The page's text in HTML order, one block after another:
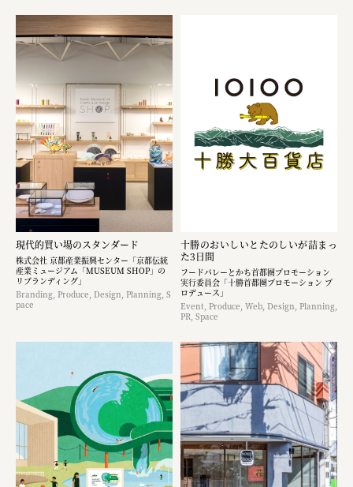
現代的買い場のスタンダード
株式会社 京都産業振興センター「京都伝統
産業ミュージアム「MUSEUM SHOP」の
リブランディング」
Branding, Produce, Design, Planning, S
pace
十勝のおいしいとたのしいが詰まっ
た3日間
フードバレーとかち首都圏プロモーション
実行委員会「十勝首都圏プロモーション プ
ロデュース」
Event, Produce, Web, Design, Planning,
PR, Space